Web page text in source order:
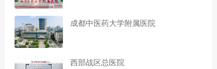
成都中医药大学附属医院
西部战区总医院